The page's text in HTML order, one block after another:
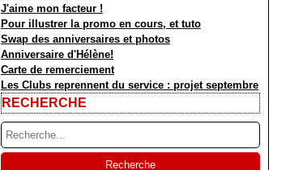
J'aime mon facteur !
Pour illustrer la promo en cours, et tuto
Swap des anniversaires et photos
Anniversaire d'Hélène!
Carte de remerciement
Les Clubs reprennent du service : projet septembre
RECHERCHE